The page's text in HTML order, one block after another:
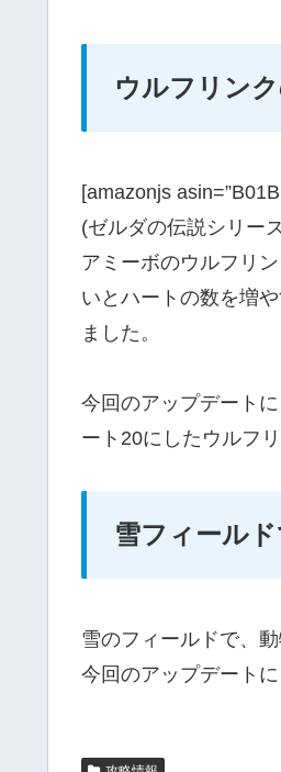
ウルフリン
[amazonjs
(ゼルダの伝説シリー
アミーボのウルフリ
いとハートの数を増
ました。
今回のアップデート
ート20にしたウルフ
雪フィール
雪のフィールドで、
今回のアップデート